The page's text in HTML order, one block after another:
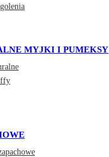
MYJKI I PUMEKSY